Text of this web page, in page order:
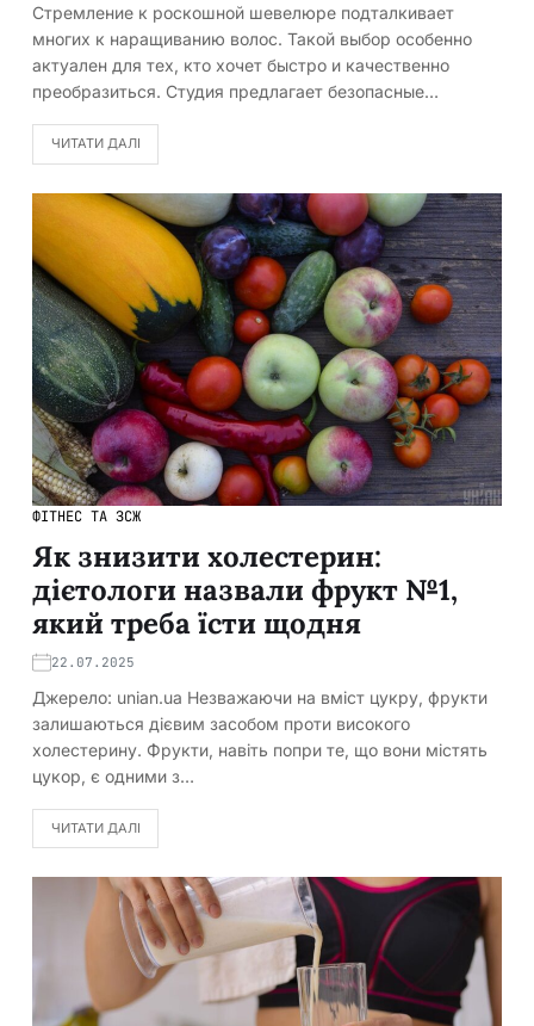
Стремление к роскошной шевелюре подталкивает
многих к наращиванию волос. Такой выбор особенно
актуален для тех, кто хочет быстро и качественно
преобразиться. Студия предлагает безопасные…
ЧИТАТИ ДАЛІ
ФІТНЕС ТА ЗСЖ
Як знизити холестерин:
дієтологи назвали фрукт №1,
який треба їсти щодня
22.07.2025
Джерело: unian.ua Незважаючи на вміст цукру, фрукти
залишаються дієвим засобом проти високого
холестерину. Фрукти, навіть попри те, що вони містять
цукор, є одними з…
ЧИТАТИ ДАЛІ